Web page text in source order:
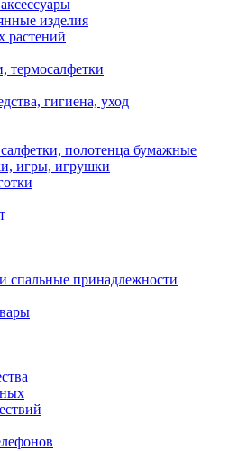
изделия
растений
термосалфетки
гигиена, уход
салфетки, полотенца бумажные
игры, игрушки
спальные принадлежности